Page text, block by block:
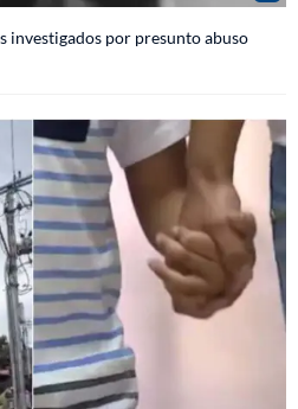
investigados por presunto abuso